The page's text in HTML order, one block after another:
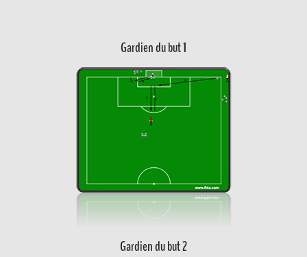
Gardien du but 1
Gardien du but 2